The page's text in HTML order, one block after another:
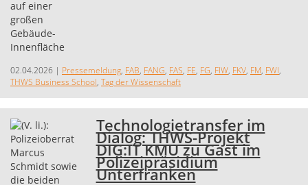
02.04.2026 | Pressemeldung, FAB, FANG, FAS, FE, FG, FIW, FKV, FM, FWI,
THWS Business School, Tag der Wissenschaft
Technologietransfer im
Dialog: THWS-Projekt
DIG:IT KMU zu Gast im
Polizeipräsidium
Unterfranken